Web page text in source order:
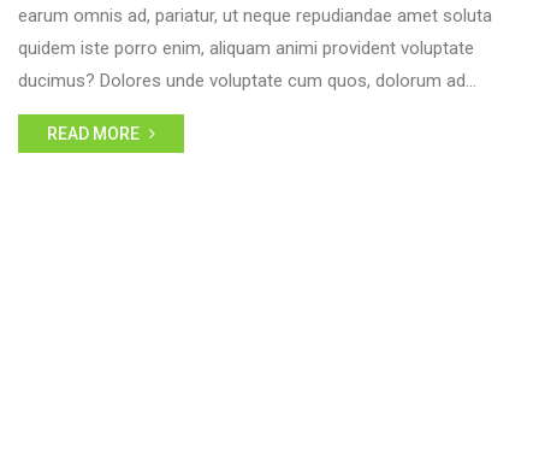
earum omnis ad, pariatur, ut neque repudiandae amet soluta
quidem iste porro enim, aliquam animi provident voluptate
ducimus? Dolores unde voluptate cum quos, dolorum ad…
READ MORE